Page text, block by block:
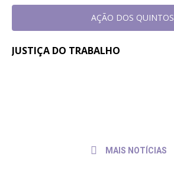
AÇÃO DOS QUINTOS
JUSTIÇA DO TRABALHO
MAIS NOTÍCIAS